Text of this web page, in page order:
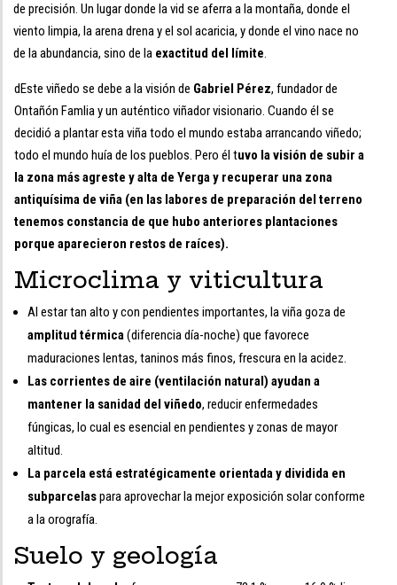
de precisión. Un lugar donde la vid se aferra a la montaña, donde el
viento limpia, la arena drena y el sol acaricia, y donde el vino nace no
de la abundancia, sino de la exactitud del límite.
dEste viñedo se debe a la visión de Gabriel Pérez, fundador de
Ontañón Famlia y un auténtico viñador visionario. Cuando él se
decidió a plantar esta viña todo el mundo estaba arrancando viñedo;
todo el mundo huía de los pueblos. Pero él tuvo la visión de subir a
la zona más agreste y alta de Yerga y recuperar una zona
antiquísima de viña (en las labores de preparación del terreno
tenemos constancia de que hubo anteriores plantaciones
porque aparecieron restos de raíces).
Microclima y viticultura
Al estar tan alto y con pendientes importantes, la viña goza de
amplitud térmica(diferencia día-noche) que favorece
maduraciones lentas, taninos más finos, frescura en la acidez.
Las corrientes de aire (ventilación natural) ayudan a
mantener la sanidad del viñedo, reducir enfermedades
fúngicas, lo cual es esencial en pendientes y zonas de mayor
altitud.
La parcela está estratégicamente orientada y dividida en
subparcelaspara aprovechar la mejor exposición solar conforme
a la orografía.
Suelo y geología